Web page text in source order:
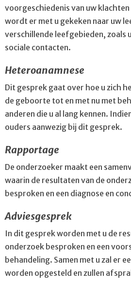
voorgeschiedenis van uw
wordt er met u gekeken naar uw
verschillende leefgebieden, zoals
sociale contacten.
Heteroanamnese
Dit gesprek gaat over hoe u zich
de geboorte tot en met nu met
anderen die u al lang kennen.
ouders aanwezig bij dit gesprek.
Rapportage
De onderzoeker maakt een
waarin de resultaten van de
besproken en een diagnose en
Adviesgesprek
In dit gesprek worden met u de
onderzoek besproken en een
behandeling. Samen met u zal er
worden opgesteld en zullen